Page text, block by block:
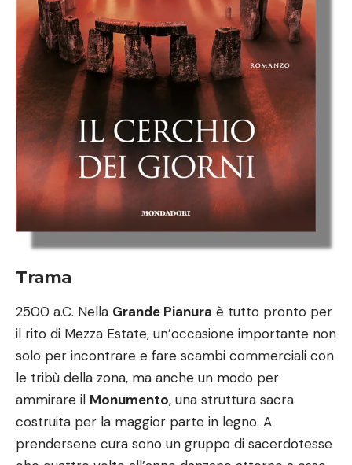
Trama
2500 a.C. Nella Grande Pianura è tutto pronto per
il rito di Mezza Estate, un’occasione importante non
solo per incontrare e fare scambi commerciali con
le tribù della zona, ma anche un modo per
ammirare il Monumento, una struttura sacra
costruita per la maggior parte in legno. A
prendersene cura sono un gruppo di sacerdotesse